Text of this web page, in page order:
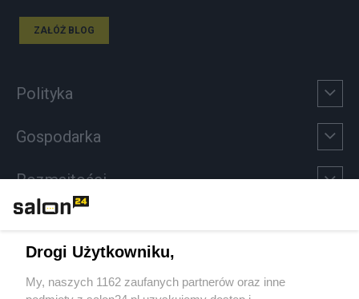
ZAŁÓŻ BLOG
Polityka
Gospodarka
Rozmaitości
Sport
Drogi Użytkowniku,
My, naszych 1162 zaufanych partnerów oraz inne